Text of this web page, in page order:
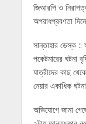
জিআরপি ও
অপরাধপ্রবণতা
সান্তাহার ডেস্ক ::
পকেটমারের ঘটনা
যাত্রীদের কাছ
নেয়ার একাধিক
অভিযোগে জানা